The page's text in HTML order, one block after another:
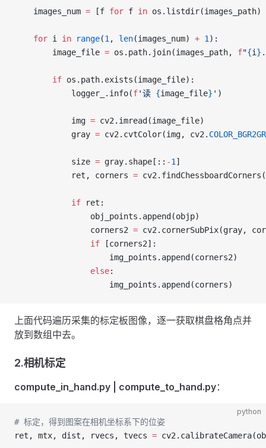
    images_num
= [f for f in os.listdir(images_path)
    for
i in range(1 , len(images_num) + 1 ):
        image_file
= os.path.join(images_path, f"{i }
        if
os.path.exists(image_file):
            logger_.info(
f'读 {image_file} ' )
            img
= cv2.imread(image_file)
            gray
= cv2.cvtColor(img, cv2.
            size
= gray.shape[:: -1 ]
            ret, corners
=
            if
ret:
                obj_points.append(objp)
                corners2
= cv2.cornerSubPix(gray,
                if
[corners2]:
                    img_points.append(corners2)
                else
:
                    img_points.append(corners)
上面代码遍历采集的标定板图像，逐一获取棋盘格角点并
放到数组中去。
2.相机标定
compute_in_hand.py | compute_to_hand.py：
python
# 标定，得到图案在相机坐标系下的位姿
ret, mtx, dist, rvecs, tvecs =